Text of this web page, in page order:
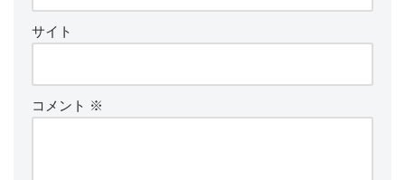
サイト
コメント ※